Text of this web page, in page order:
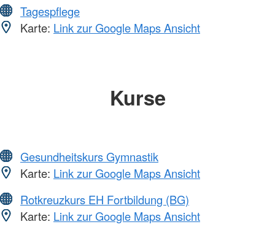
Tagespflege
Karte: Link zur Google Maps Ansicht
Kurse
Gesundheitskurs Gymnastik
Karte: Link zur Google Maps Ansicht
Rotkreuzkurs EH Fortbildung (BG)
Karte: Link zur Google Maps Ansicht